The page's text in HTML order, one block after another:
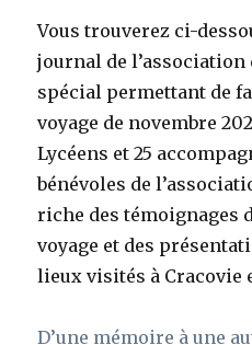
Vous trouverez ci-
journal de
spécial permettant de
voyage de novembre
Lycéens et 25
bénévoles de
riche des témoignages
voyage et des
lieux visités à Cracovie
D’une mémoire à une